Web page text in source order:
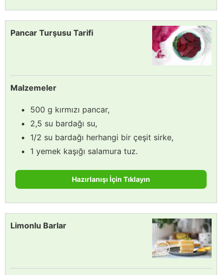
Pancar Turşusu Tarifi
Malzemeler
500 g kırmızı pancar,
2,5 su bardağı su,
1/2 su bardağı herhangi bir çeşit sirke,
1 yemek kaşığı salamura tuz.
Hazırlanışı İçin Tıklayın
Limonlu Barlar